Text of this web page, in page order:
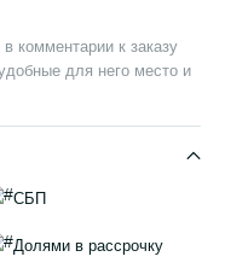
комментарии к заказу
для него место и
СБП
Долями в рассрочку